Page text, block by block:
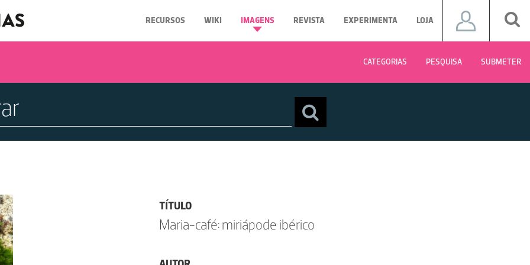
RECURSOS WIKI IMAGENS REVISTA EXPERIMENTA LOJA
CATEGORIAS PESQUISA SUBMETER
TÍTULO
Maria-café: miriápode ibérico